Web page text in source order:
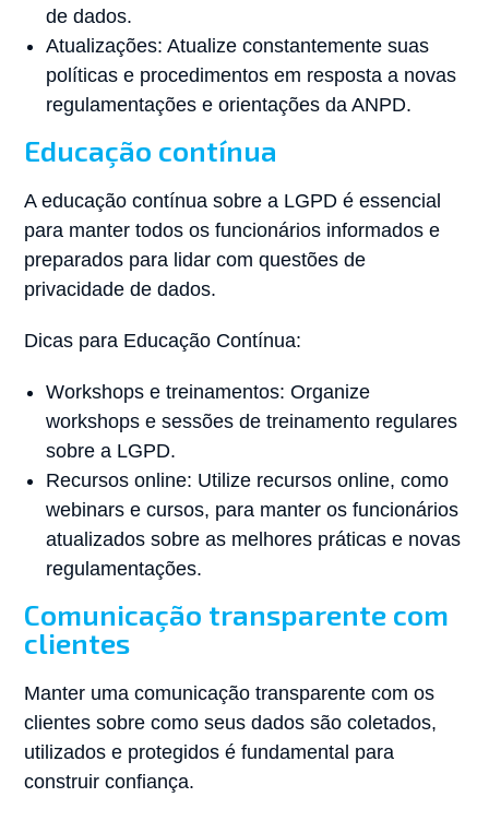
de dados.
Atualizações: Atualize constantemente suas
políticas e procedimentos em resposta a novas
regulamentações e orientações da ANPD.
Educação contínua
A educação contínua sobre a LGPD é essencial
para manter todos os funcionários informados e
preparados para lidar com questões de
privacidade de dados.
Dicas para Educação Contínua:
Workshops e treinamentos: Organize
workshops e sessões de treinamento regulares
sobre a LGPD.
Recursos online: Utilize recursos online, como
webinars e cursos, para manter os funcionários
atualizados sobre as melhores práticas e novas
regulamentações.
Comunicação transparente com
clientes
Manter uma comunicação transparente com os
clientes sobre como seus dados são coletados,
utilizados e protegidos é fundamental para
construir confiança.